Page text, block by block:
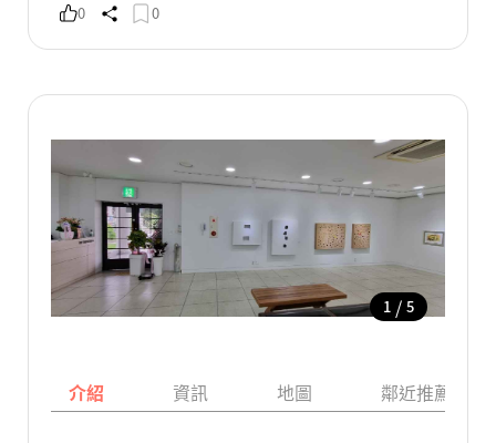
0 0
1 / 5
介紹 資訊 地圖 鄰近推薦景點